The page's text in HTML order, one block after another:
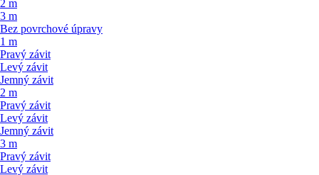
2 m
3 m
Bez povrchové úpravy
1 m
Pravý závit
Levý závit
Jemný závit
2 m
Pravý závit
Levý závit
Jemný závit
3 m
Pravý závit
Levý závit